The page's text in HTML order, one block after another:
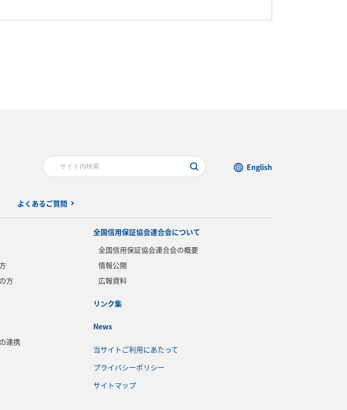
English
よくあるご質問
方
連携
全国信用保証協会連合会について
全国信用保証協会連合会の概要
情報公開
広報資料
リンク集
News
当サイトご利用にあたって
プライバシーポリシー
サイトマップ